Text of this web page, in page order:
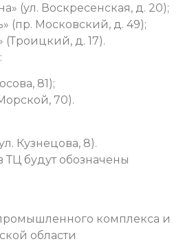
(ул. Воскресенская, д. 20);
(пр. Московский, д. 49);
(Троицкий, д. 17).
81);
70).
Кузнецова, 8).
будут обозначены
комплекса и
области